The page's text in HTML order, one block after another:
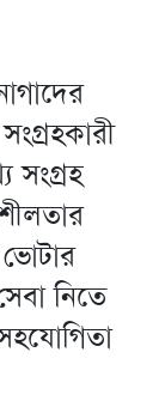
সংগ্রহ
নিতে